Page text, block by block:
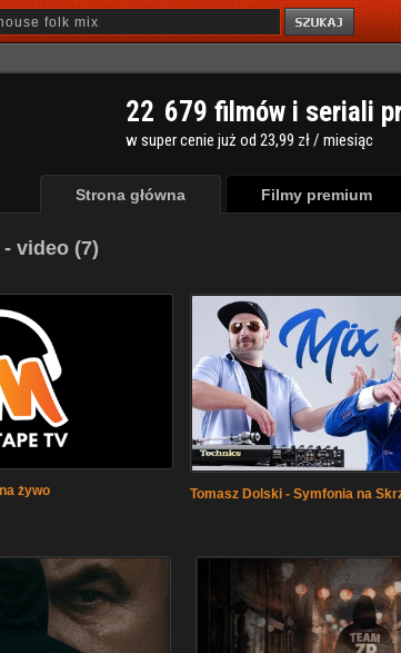
22 679 filmów i seriali
w super cenie już od 23,99 zł / miesiąc
Strona główna Filmy premium
- video (7)
żywo Tomasz Dolski - Symfonia na